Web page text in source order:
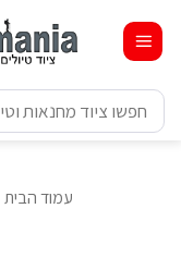
content
חיפוש
עבור:
עמוד הבית